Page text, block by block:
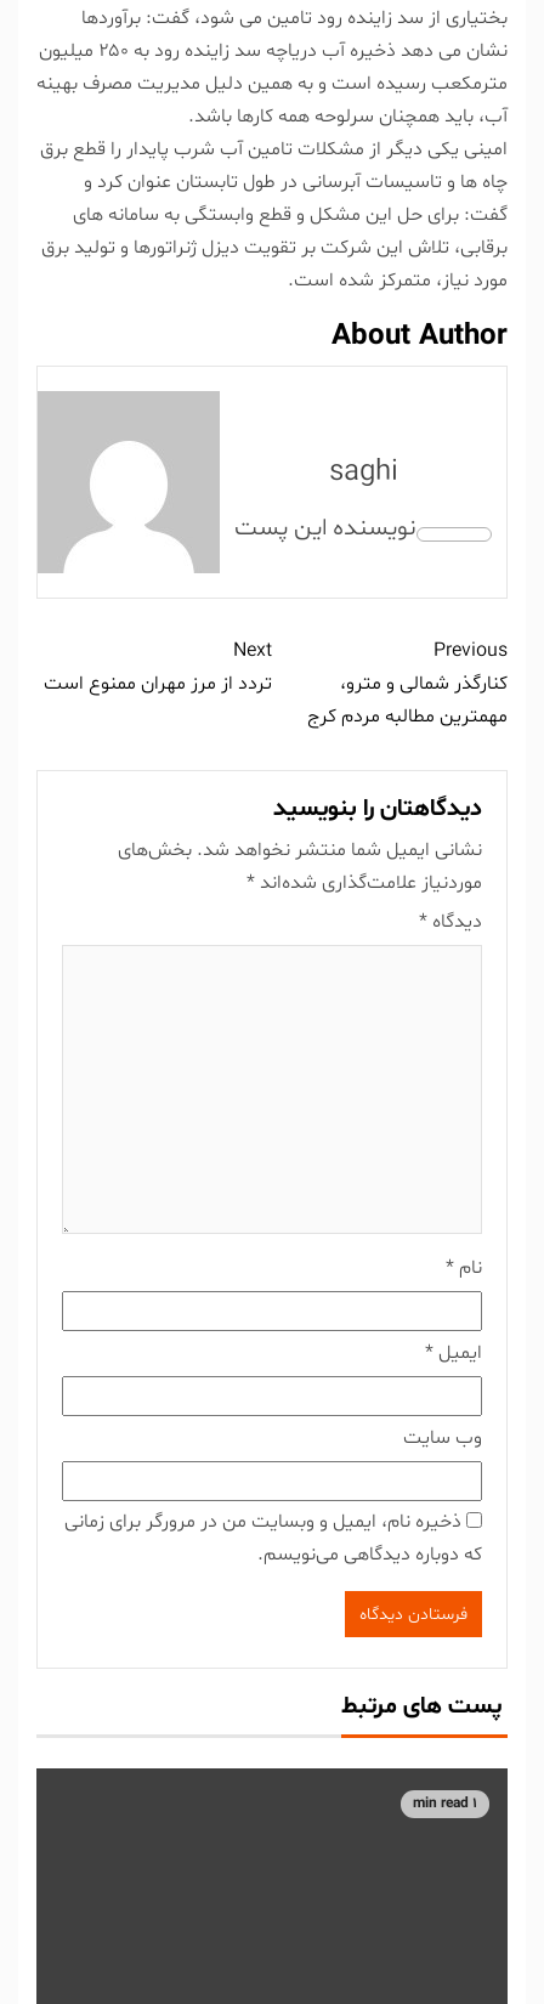
بختیاری از سد زاینده رود تامین می شود، گفت: برآوردها
نشان می دهد ذخیره آب دریاچه سد زاینده رود به ۲۵۰ میلیون
مترمکعب رسیده است و به همین دلیل مدیریت مصرف بهینه
آب، باید همچنان سرلوحه همه کارها باشد.
امینی یکی دیگر از مشکلات تامین آب شرب پایدار را قطع برق
چاه ها و تاسیسات آبرسانی در طول تابستان عنوان کرد و
گفت: برای حل این مشکل و قطع وابستگی به سامانه های
برقابی، تلاش این شرکت بر تقویت دیزل ژنراتورها و تولید برق
مورد نیاز، متمرکز شده است.
About Author
saghi
Previous
کنارگذر شمالی و مترو،
مهمترین مطالبه مردم کرج
Next
تردد از مرز مهران ممنوع است
دیدگاهتان را بنویسید
نشانی ایمیل شما منتشر نخواهد شد. بخش‌های
موردنیاز علامت‌گذاری شده‌اند *
دیدگاه *
نام *
ایمیل *
وب‌ سایت
ذخیره نام، ایمیل و وبسایت من در مرورگر برای زمانی
که دوباره دیدگاهی می‌نویسم.
پست های مرتبط
1 min read